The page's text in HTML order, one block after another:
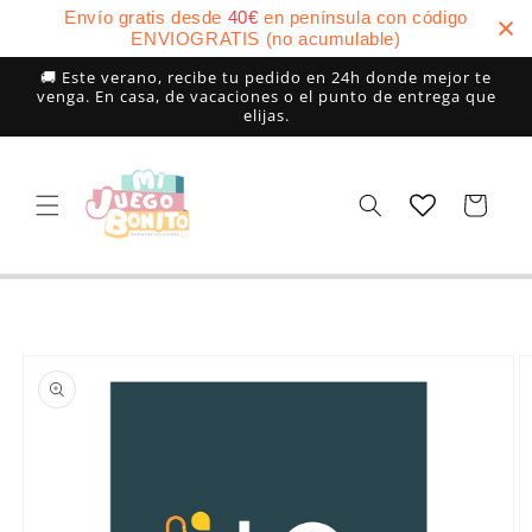
Envío gratis desde 40€ en península con código
ENVIOGRATIS (no acumulable)
directamente
🚚 Este verano, recibe tu pedido en 24h donde mejor te
venga. En casa, de vacaciones o el punto de entrega que
elijas.
Carrito
a la
información